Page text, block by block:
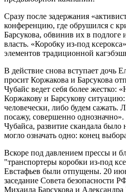
Сразу после задержания
конференцию, где обрушился с
Барсукова, обвинив их в подлоге
власть. «Коробку из-под
элементов традиционной
В действие снова вступает дочь
просит Коржакова и Барсукова
Чубайс ведет себя более жестко:
Коржакову и Барсукову
человечески, либо будем сажать.
посажу, совершенно
Чубайса, развитие скандала было
могло означать одно: конец
Вскоре под давлением прессы и
"транспортеры коробки из-под
Евстафьев были отпущены. 20
заседание Совета безопасности
Михаила Барсукова и